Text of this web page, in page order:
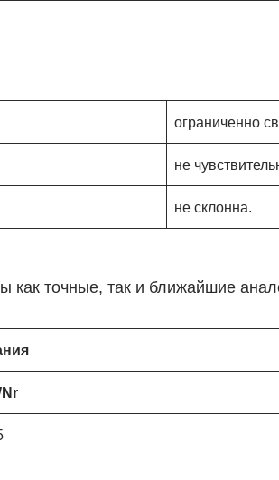
ограниченно
не
не склонна.
как точные, так и ближайшие